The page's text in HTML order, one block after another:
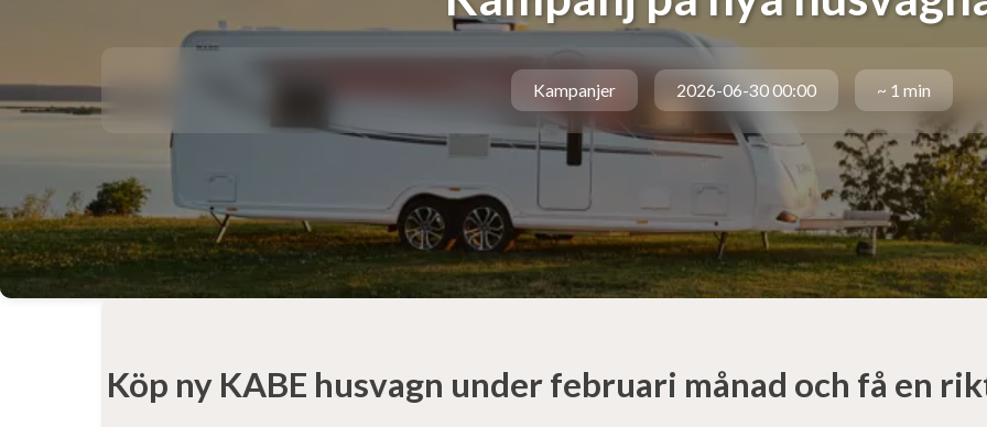
Kampanjer 2026-06-30 00:00 ~ 1 min
Köp ny KABE husvagn under februari månad och få en